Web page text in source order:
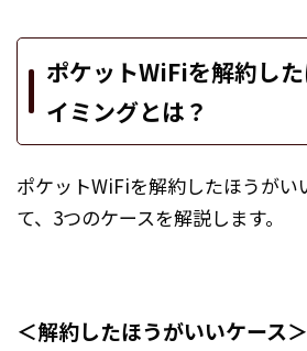
ポケットWiFiを解約し
イミングとは？
ポケットWiFiを解約したほうがい
て、3つのケースを解説します。
＜解約したほうがいいケース＞